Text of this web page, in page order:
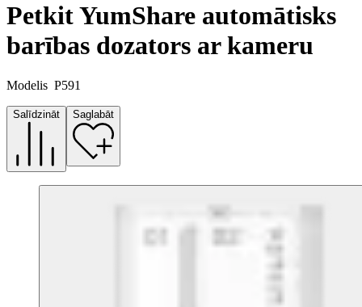
Petkit YumShare automātisks
barības dozators ar kameru
Modelis P591
Salīdzināt Saglabāt